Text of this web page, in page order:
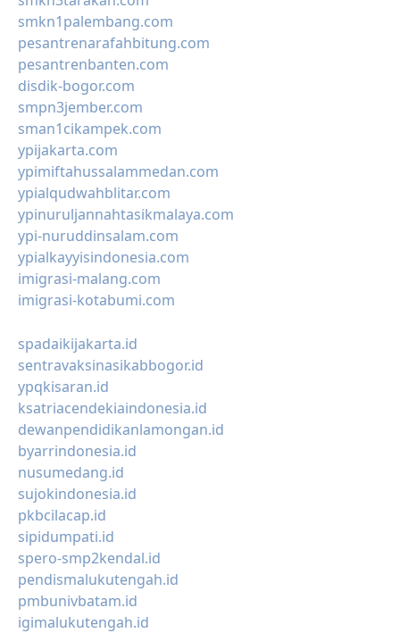
smkn1palembang.com
pesantrenarafahbitung.com
pesantrenbanten.com
disdik-bogor.com
smpn3jember.com
sman1cikampek.com
ypijakarta.com
ypimiftahussalammedan.com
ypialqudwahblitar.com
ypinuruljannahtasikmalaya.com
ypi-nuruddinsalam.com
ypialkayyisindonesia.com
imigrasi-malang.com
imigrasi-kotabumi.com
spadaikijakarta.id
sentravaksinasikabbogor.id
ypqkisaran.id
ksatriacendekiaindonesia.id
dewanpendidikanlamongan.id
byarrindonesia.id
nusumedang.id
sujokindonesia.id
pkbcilacap.id
sipidumpati.id
spero-smp2kendal.id
pendismalukutengah.id
pmbunivbatam.id
igimalukutengah.id